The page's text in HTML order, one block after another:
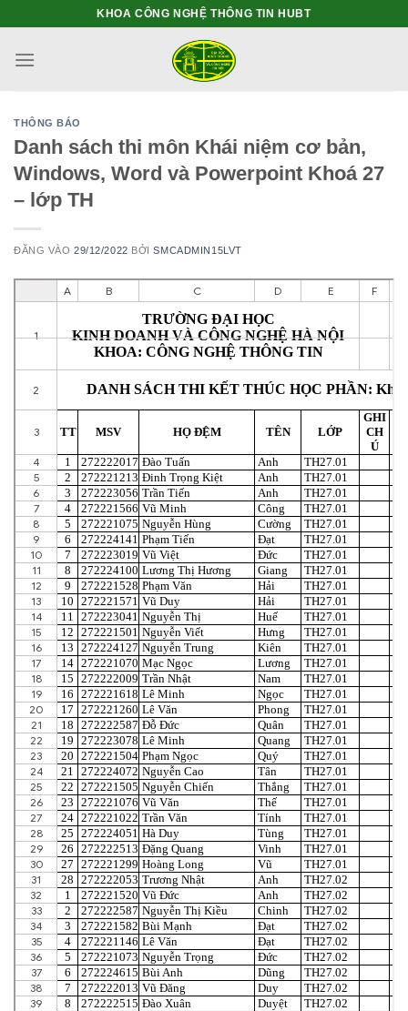
nội
KHOA CÔNG NGHỆ THÔNG TIN HUBT
THÔNG BÁO
Danh sách thi môn Khái niệm cơ bản,
Windows, Word và Powerpoint Khoá 27
– lớp TH
ĐĂNG VÀO29/12/2022 BỞISMCADMIN15LVT